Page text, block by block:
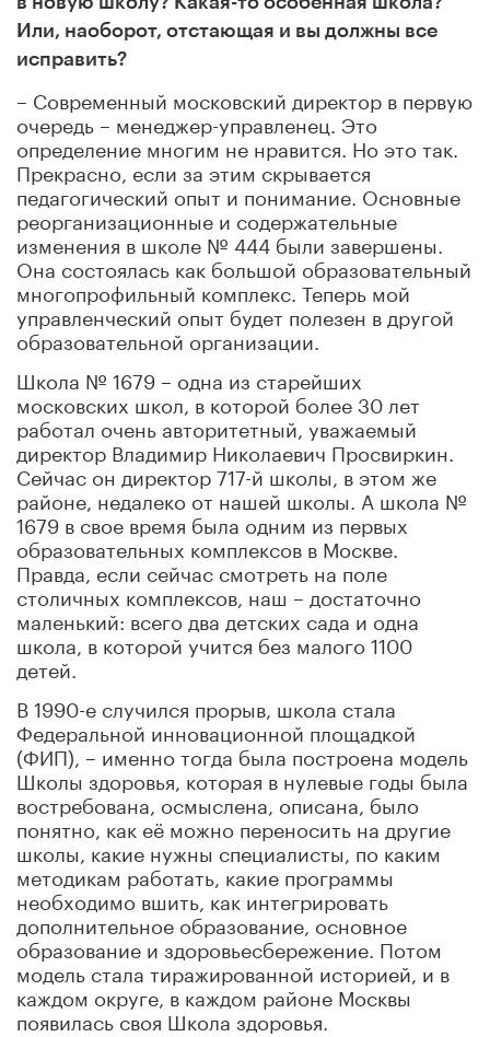
Или, наоборот, отстающая и вы должны все
исправить?
– Современный московский директор в первую
очередь – менеджер-управленец. Это
определение многим не нравится. Но это так.
Прекрасно, если за этим скрывается
педагогический опыт и понимание. Основные
реорганизационные и содержательные
изменения в школе № 444 были завершены.
Она состоялась как большой образовательный
многопрофильный комплекс. Теперь мой
управленческий опыт будет полезен в другой
образовательной организации.
Школа № 1679 – одна из старейших
московских школ, в которой более 30 лет
работал очень авторитетный, уважаемый
директор Владимир Николаевич Просвиркин.
Сейчас он директор 717-й школы, в этом же
районе, недалеко от нашей школы. А школа №
1679 в свое время была одним из первых
образовательных комплексов в Москве.
Правда, если сейчас смотреть на поле
столичных комплексов, наш – достаточно
маленький: всего два детских сада и одна
школа, в которой учится без малого 1100
детей.
В 1990-е случился прорыв, школа стала
Федеральной инновационной площадкой
(ФИП), – именно тогда была построена модель
Школы здоровья, которая в нулевые годы была
востребована, осмыслена, описана, было
понятно, как её можно переносить на другие
школы, какие нужны специалисты, по каким
методикам работать, какие программы
необходимо вшить, как интегрировать
дополнительное образование, основное
образование и здоровьесбережение. Потом
модель стала тиражированной историей, и в
каждом округе, в каждом районе Москвы
появилась своя Школа здоровья.